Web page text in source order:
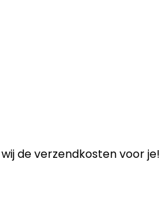
de verzendkosten voor je!